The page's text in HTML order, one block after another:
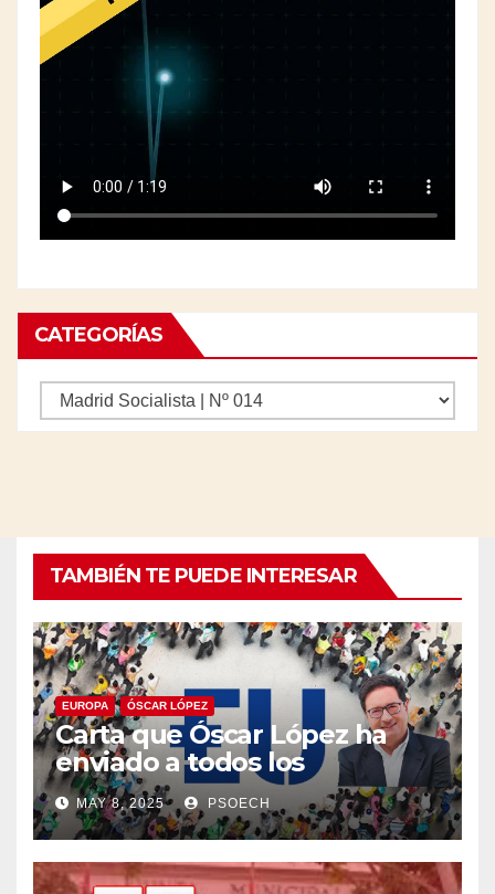
CATEGORÍAS
Categorías
TAMBIÉN TE PUEDE INTERESAR
EUROPA ÓSCAR LÓPEZ
Carta que Óscar López ha
enviado a todos los
militantes animándoles a
participar en la
concentración del 11 de mayo
a las 12:00h.
MAY 8, 2025 PSOECH